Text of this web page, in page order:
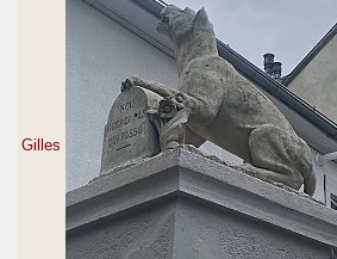
Gilles